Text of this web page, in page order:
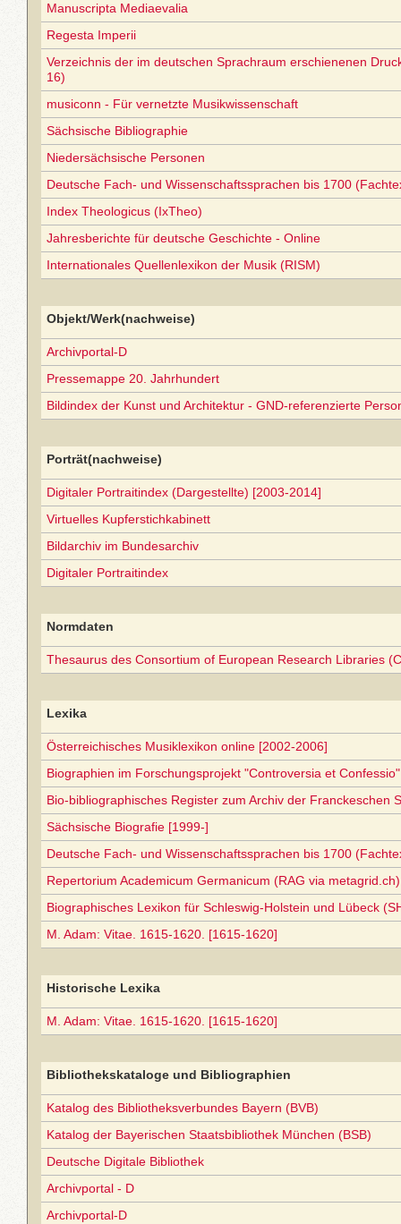
Manuscripta Mediaevalia
Regesta Imperii
Verzeichnis der im deutschen Sprachraum erschienenen
16)
musiconn - Für vernetzte Musikwissenschaft
Sächsische Bibliographie
Niedersächsische Personen
Deutsche Fach- und Wissenschaftssprachen bis 1700
Index Theologicus (IxTheo)
Jahresberichte für deutsche Geschichte - Online
Internationales Quellenlexikon der Musik (RISM)
Objekt/Werk(nachweise)
Archivportal-D
Pressemappe 20. Jahrhundert
Bildindex der Kunst und Architektur - GND-referenzierte
Porträt(nachweise)
Digitaler Portraitindex (Dargestellte) [2003-2014]
Virtuelles Kupferstichkabinett
Bildarchiv im Bundesarchiv
Digitaler Portraitindex
Normdaten
Thesaurus des Consortium of European Research Libraries
Lexika
Österreichisches Musiklexikon online [2002-2006]
Biographien im Forschungsprojekt "Controversia et
Bio-bibliographisches Register zum Archiv der Franckeschen
Sächsische Biografie [1999-]
Deutsche Fach- und Wissenschaftssprachen bis 1700
Repertorium Academicum Germanicum (RAG via
Biographisches Lexikon für Schleswig-Holstein und Lübeck
M. Adam: Vitae. 1615-1620. [1615-1620]
Historische Lexika
M. Adam: Vitae. 1615-1620. [1615-1620]
Bibliothekskataloge und Bibliographien
Katalog des Bibliotheksverbundes Bayern (BVB)
Katalog der Bayerischen Staatsbibliothek München (BSB)
Deutsche Digitale Bibliothek
Archivportal - D
Archivportal-D